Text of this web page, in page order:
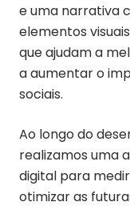
e uma narrativa
elementos
que ajudam a
a aumentar o
sociais.
Ao longo do
realizamos uma
digital para
otimizar as